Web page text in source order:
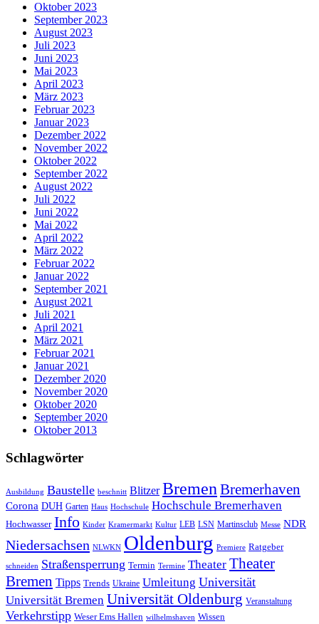
Oktober 2023
September 2023
August 2023
Juli 2023
Juni 2023
Mai 2023
April 2023
März 2023
Februar 2023
Januar 2023
Dezember 2022
November 2022
Oktober 2022
September 2022
August 2022
Juli 2022
Juni 2022
Mai 2022
April 2022
März 2022
Februar 2022
Januar 2022
September 2021
August 2021
Juli 2021
April 2021
März 2021
Februar 2021
Januar 2021
Dezember 2020
November 2020
Oktober 2020
September 2020
Oktober 2013
Schlagwörter
Ausbildung Baustelle beschnitt Blitzer BremenBremerhaven
Corona DUH Garten Haus Hochschule Hochschule Bremerhaven
Hochwasser Info Kinder Kramermarkt Kultur LEB LSN Martinsclub Messe NDR
Niedersachsen NLWKN Oldenburg Premiere Ratgeber
schneiden Straßensperrung Termin Termine Theater Theater
Bremen Tipps Trends Ukraine Umleitung Universität
Universität Bremen Universität Oldenburg Veranstaltung
Verkehrstipp Weser Ems Hallen wilhelmshaven Wissen